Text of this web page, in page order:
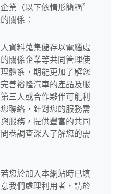
業（以下依情形簡稱”
關係：
資料蒐集儲存以電腦處
關係企業等共同管理使
體系，期能更加了解您
善裕隆汽車的產品及服
三人或合作夥伴可能利
聯絡，針對您的服務需
服務，提供豐富的共同
卷調查深入了解您的需
您於加入本網站時已填
我們處理利用者，請於